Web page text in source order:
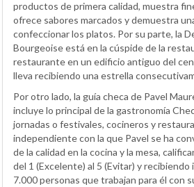
productos de primera calidad, muestra
ofrece sabores marcados y demuestra
confeccionar los platos. Por su parte, la
Bourgeoise está en la cúspide de la
restaurante en un edificio antiguo del
lleva recibiendo una estrella
Por otro lado, la guía checa de Pavel
incluye lo principal de la gastronomía
jornadas o festivales, cocineros y
independiente con la que Pavel se ha
de la calidad en la cocina y la mesa,
del 1 (Excelente) al 5 (Evitar) y recibiendo
7.000 personas que trabajan para él con